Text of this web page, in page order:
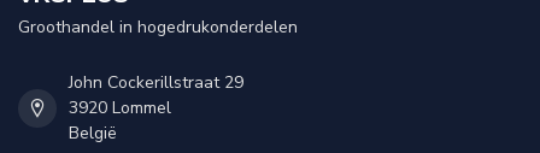
Groothandel in hogedrukonderdelen
John Cockerillstraat 29
3920 Lommel
België